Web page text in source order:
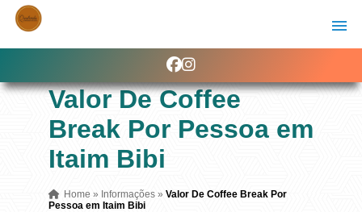
Valor De Coffee
Break Por Pessoa em
Itaim Bibi
Home » Informações » Valor De Coffee Break Por
Pessoa em Itaim Bibi